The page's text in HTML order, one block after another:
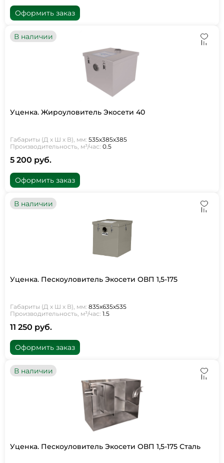
Оформить заказ
В наличии
Уценка. Жироуловитель Экосети 40
Габариты (Д х Ш х В), мм: 535х385х385
Производительность, м³/час: 0.5
5 200 руб.
Оформить заказ
В наличии
Уценка. Пескоуловитель Экосети ОВП 1,5-175
Габариты (Д х Ш х В), мм: 835х635х535
Производительность, м³/час: 1.5
11 250 руб.
Оформить заказ
В наличии
Уценка. Пескоуловитель Экосети ОВП 1,5-175 Сталь